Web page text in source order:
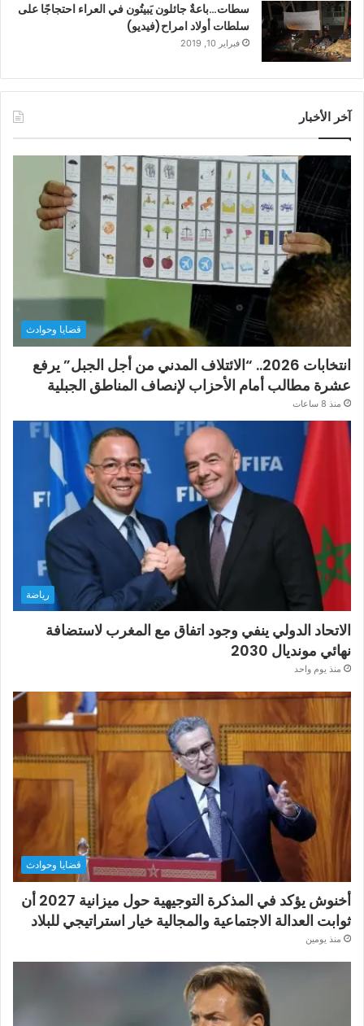
سطات…باعةٌ جائلون يَبيتُون في العراء احتجاجًا على
سلطات أولاد امراح(فيديو)
فبراير 10, 2019
آخر الأخبار
قضايا وحوادث
انتخابات 2026.. “الائتلاف المدني من أجل الجبل” يرفع
عشرة مطالب أمام الأحزاب لإنصاف المناطق الجبلية
منذ 8 ساعات
رياضة
الاتحاد الدولي ينفي وجود اتفاق مع المغرب لاستضافة
نهائي مونديال 2030
منذ يوم واحد
قضايا وحوادث
أخنوش يؤكد في المذكرة التوجيهية حول ميزانية 2027 أن
ثوابت العدالة الاجتماعية والمجالية خيار استراتيجي للبلاد
منذ يومين